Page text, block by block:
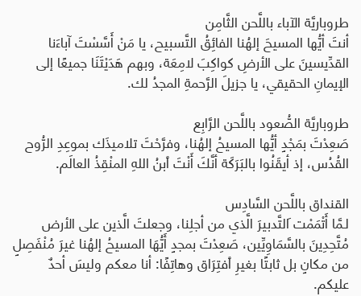
طروباريَّة الآباء باللَّحن الثَّامِن
أنتَ أيُّها المسيحَ إلهُنا الفائِقُ التَّسبيح، يا مَنْ أَسَّسْتَ آباءَنا
القدِّيسينَ على الأرضِ كواكِبَ لامِعَة، وبهم هَدَيْتَنَا جميعًا إلى
الإيمانِ الحقيقي، يا جزيلَ الرَّحمةِ المجدُ لك.
طروباريَّة الصُّعود باللَّحن الرَّابِع
صَعِدْتَ بمَجْدٍ أيُّها المسيحُ إلهُنا، وفرَّحْتَ تلاميذَك بموعِدِ الرُّوح
القُدُس، إذ أيقَنُوا بالبَرَكَة أنَّكَ أَنْتَ ٱبنُ اللهِ المنْقِذُ العالَم.
القنداق باللَّحن السَّادِس
لـمَّا أَتْمَمْت َالتَّدبيرَ الَّذي من أجلِنا، وجعلتَ الَّذين على الأرض
مُتَّحِدِينَ بالسَّمَاوِيِّين، صَعِدْتَ بمجدٍ أَيُّهَا المسيحُ إلهُنا غيرَ مُنْفَصِلٍ
من مكانٍ بل ثابتًا بغيرِ ٱفتِرَاق وهاتِفًا: أنا معكم وليسَ أحدٌ
عليكم.